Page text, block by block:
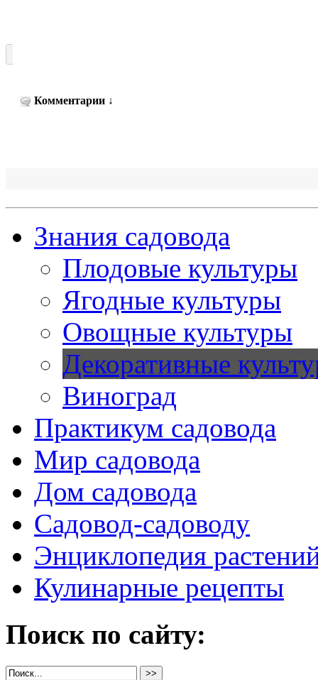
Комментарии ↓
Знания садовода
Плодовые культуры
Ягодные культуры
Овощные культуры
Декоративные
Виноград
Практикум садовода
Мир садовода
Дом садовода
Садовод-садоводу
Энциклопедия
Кулинарные рецепты
Поиск по сайту: